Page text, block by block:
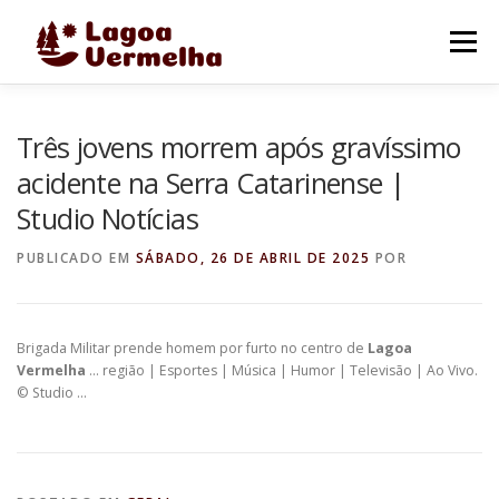
Menu
FALE CONOSCO
Três jovens morrem após gravíssimo
acidente na Serra Catarinense |
Studio Notícias
PUBLICADO EM SÁBADO, 26 DE ABRIL DE 2025 POR
Brigada Militar prende homem por furto no centro de Lagoa
Vermelha … região | Esportes | Música | Humor | Televisão | Ao Vivo.
© Studio …